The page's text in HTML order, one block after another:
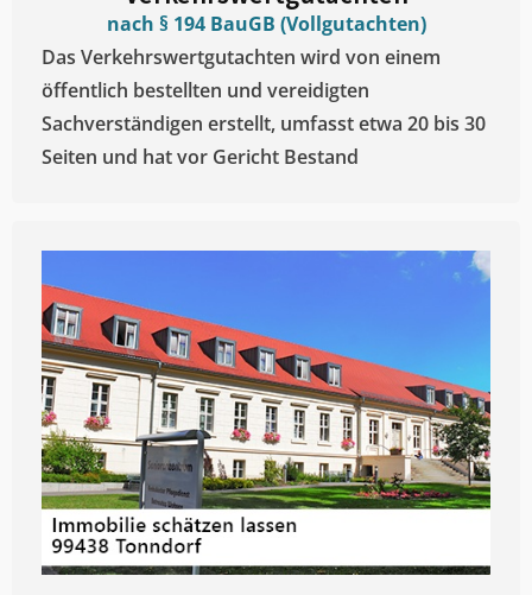
nach § 194 BauGB (Vollgutachten)
Das Verkehrswertgutachten wird von einem
öffentlich bestellten und vereidigten
Sachverständigen erstellt, umfasst etwa 20 bis 30
Seiten und hat vor Gericht Bestand